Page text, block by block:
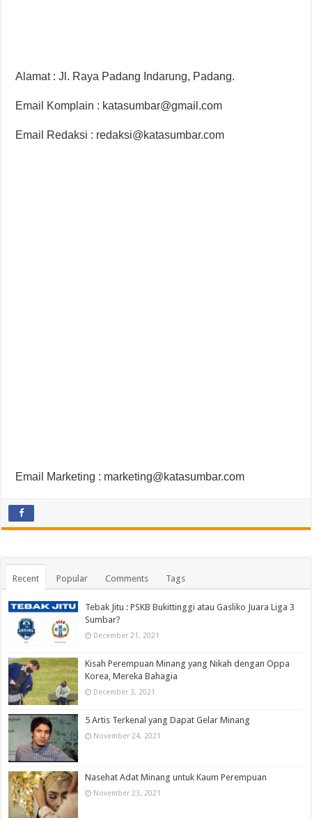
Alamat : Jl. Raya Padang Indarung, Padang.
Email Komplain : katasumbar@gmail.com
Email Redaksi : redaksi@katasumbar.com
Email Marketing : marketing@katasumbar.com
Recent Popular Comments Tags
Tebak Jitu : PSKB Bukittinggi atau Gasliko Juara Liga 3
Sumbar?
December 21, 2021
Kisah Perempuan Minang yang Nikah dengan Oppa
Korea, Mereka Bahagia
December 3, 2021
5 Artis Terkenal yang Dapat Gelar Minang
November 24, 2021
Nasehat Adat Minang untuk Kaum Perempuan
November 23, 2021